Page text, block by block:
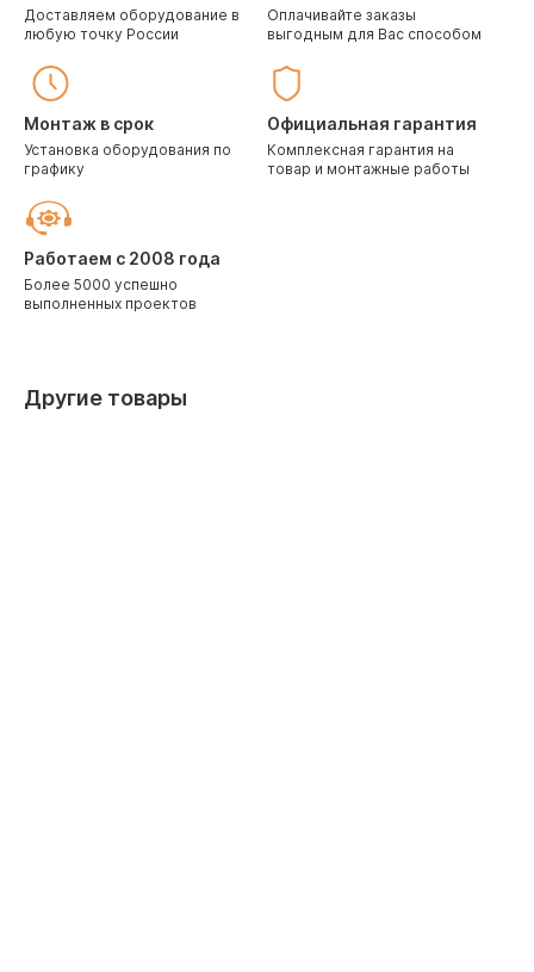
Доставляем оборудование в
любую точку России
Оплачивайте заказы
выгодным для Вас способом
Монтаж в срок
Установка оборудования по
графику
Официальная гарантия
Комплексная гарантия на
товар и монтажные работы
Работаем с 2008 года
Более 5000 успешно
выполненных проектов
Другие товары